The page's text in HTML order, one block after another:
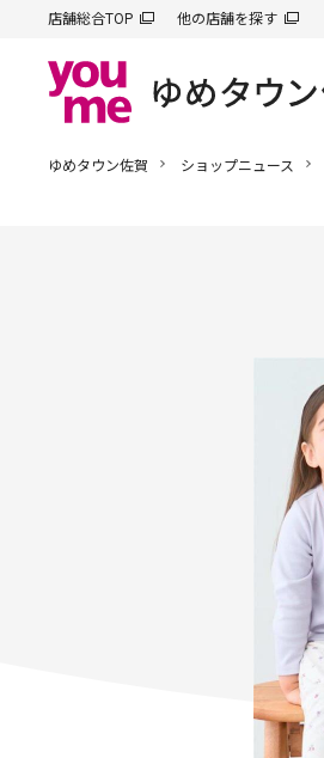
店舗総合TOP 他の店舗を探す
ゆめタウン佐賀 ショップニュース